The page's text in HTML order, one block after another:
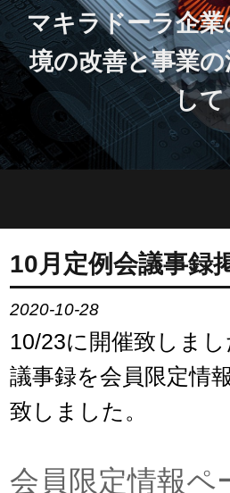
マキラドーラ企
境の改善と事業
して
JMAについて
会員情報
イベント案内
ご入会案内
会員限定情報
10月定例会議事録
2020-10-28
10/23に開催致しま
議事録を会員限定情
致しました。
会員限定情報ペ